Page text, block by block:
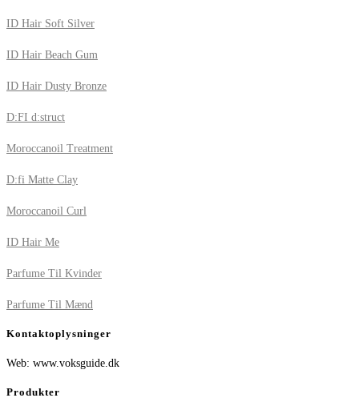
ID Hair Soft Silver
ID Hair Beach Gum
ID Hair Dusty Bronze
D:FI d:struct
Moroccanoil Treatment
D:fi Matte Clay
Moroccanoil Curl
ID Hair Me
Parfume Til Kvinder
Parfume Til Mænd
Kontaktoplysninger
Web: www.voksguide.dk
Produkter